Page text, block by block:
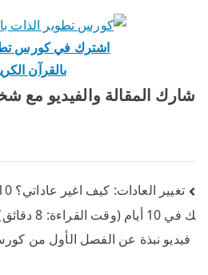
اشترك في كورس
بالقرآن
شارك المقالة والفيديو مع
تصفّح
المقالات
ك في 10 أيام (وقت القراءة: 8 دقائق)
فيديو نبذة عن الفصل الأول من